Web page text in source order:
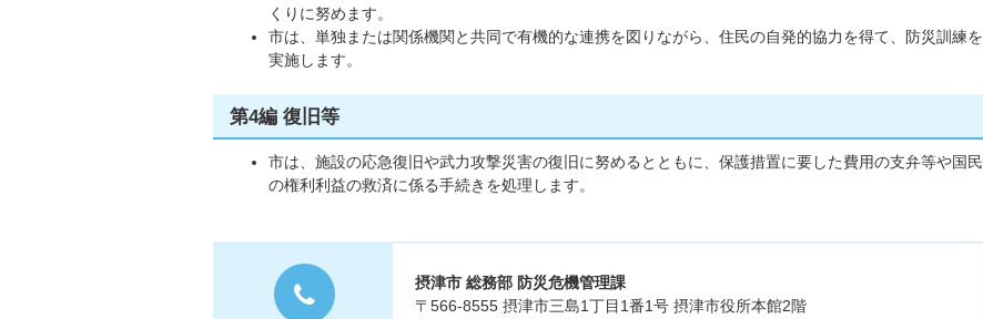
くりに努めます。
市は、単独または関係機関と共同で有機的な連携を図りながら、住民の自発的協力を得て、防災訓練を
実施します。
第4編 復旧等
市は、施設の応急復旧や武力攻撃災害の復旧に努めるとともに、保護措置に要した費用の支弁等や国民
の権利利益の救済に係る手続きを処理します。
摂津市 総務部 防災危機管理課
〒566-8555 摂津市三島1丁目1番1号 摂津市役所本館2階